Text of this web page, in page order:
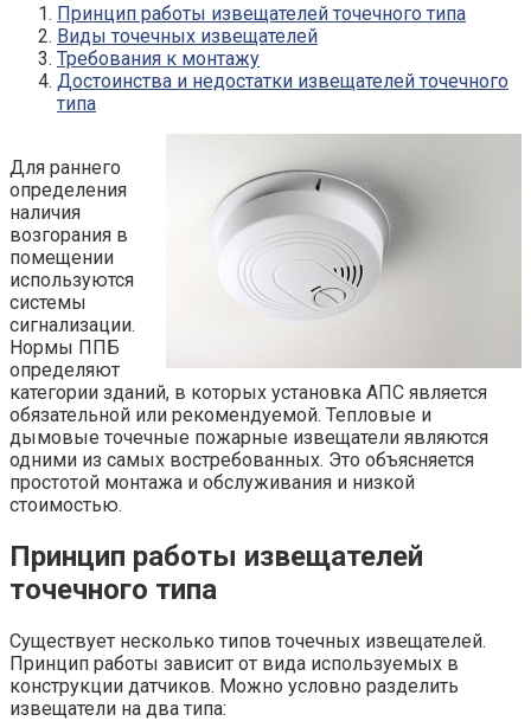
Принцип работы извещателей точечного типа
Виды точечных извещателей
Требования к монтажу
Достоинства и недостатки извещателей точечного
типа
Для раннего
определения
наличия
возгорания в
помещении
используются
системы
сигнализации.
Нормы ППБ
определяют
категории зданий, в которых установка АПС является
обязательной или рекомендуемой. Тепловые и
дымовые точечные пожарные извещатели являются
одними из самых востребованных. Это объясняется
простотой монтажа и обслуживания и низкой
стоимостью.
Принцип работы извещателей
точечного типа
Существует несколько типов точечных извещателей.
Принцип работы зависит от вида используемых в
конструкции датчиков. Можно условно разделить
извещатели на два типа: